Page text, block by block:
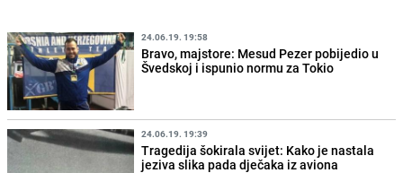
24.06.19. 19:58
Bravo, majstore: Mesud Pezer pobijedio u
Švedskoj i ispunio normu za Tokio
24.06.19. 19:39
Tragedija šokirala svijet: Kako je nastala
jeziva slika pada dječaka iz aviona